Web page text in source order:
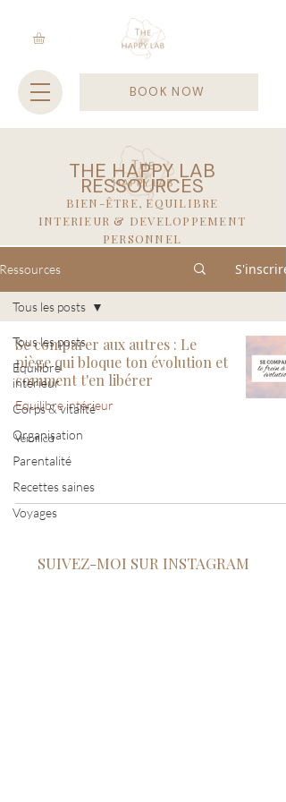
BOOK NOW
THE HAPPY LAB
RESSOURCES
BIEN-ÊTRE, EQUILIBRE
INTERIEUR & DEVELOPPEMENT
PERSONNEL
Ressources S'inscrire
Tous les posts
Equilibre
intérieur
Corps & vitalité
Organisation
Parentalité
Recettes saines
Voyages
Tous les posts
Se comparer aux autres : Le
piège qui bloque ton évolution et
comment t'en libérer
Equilibre intérieur
Veronica
SUIVEZ-MOI SUR INSTAGRAM